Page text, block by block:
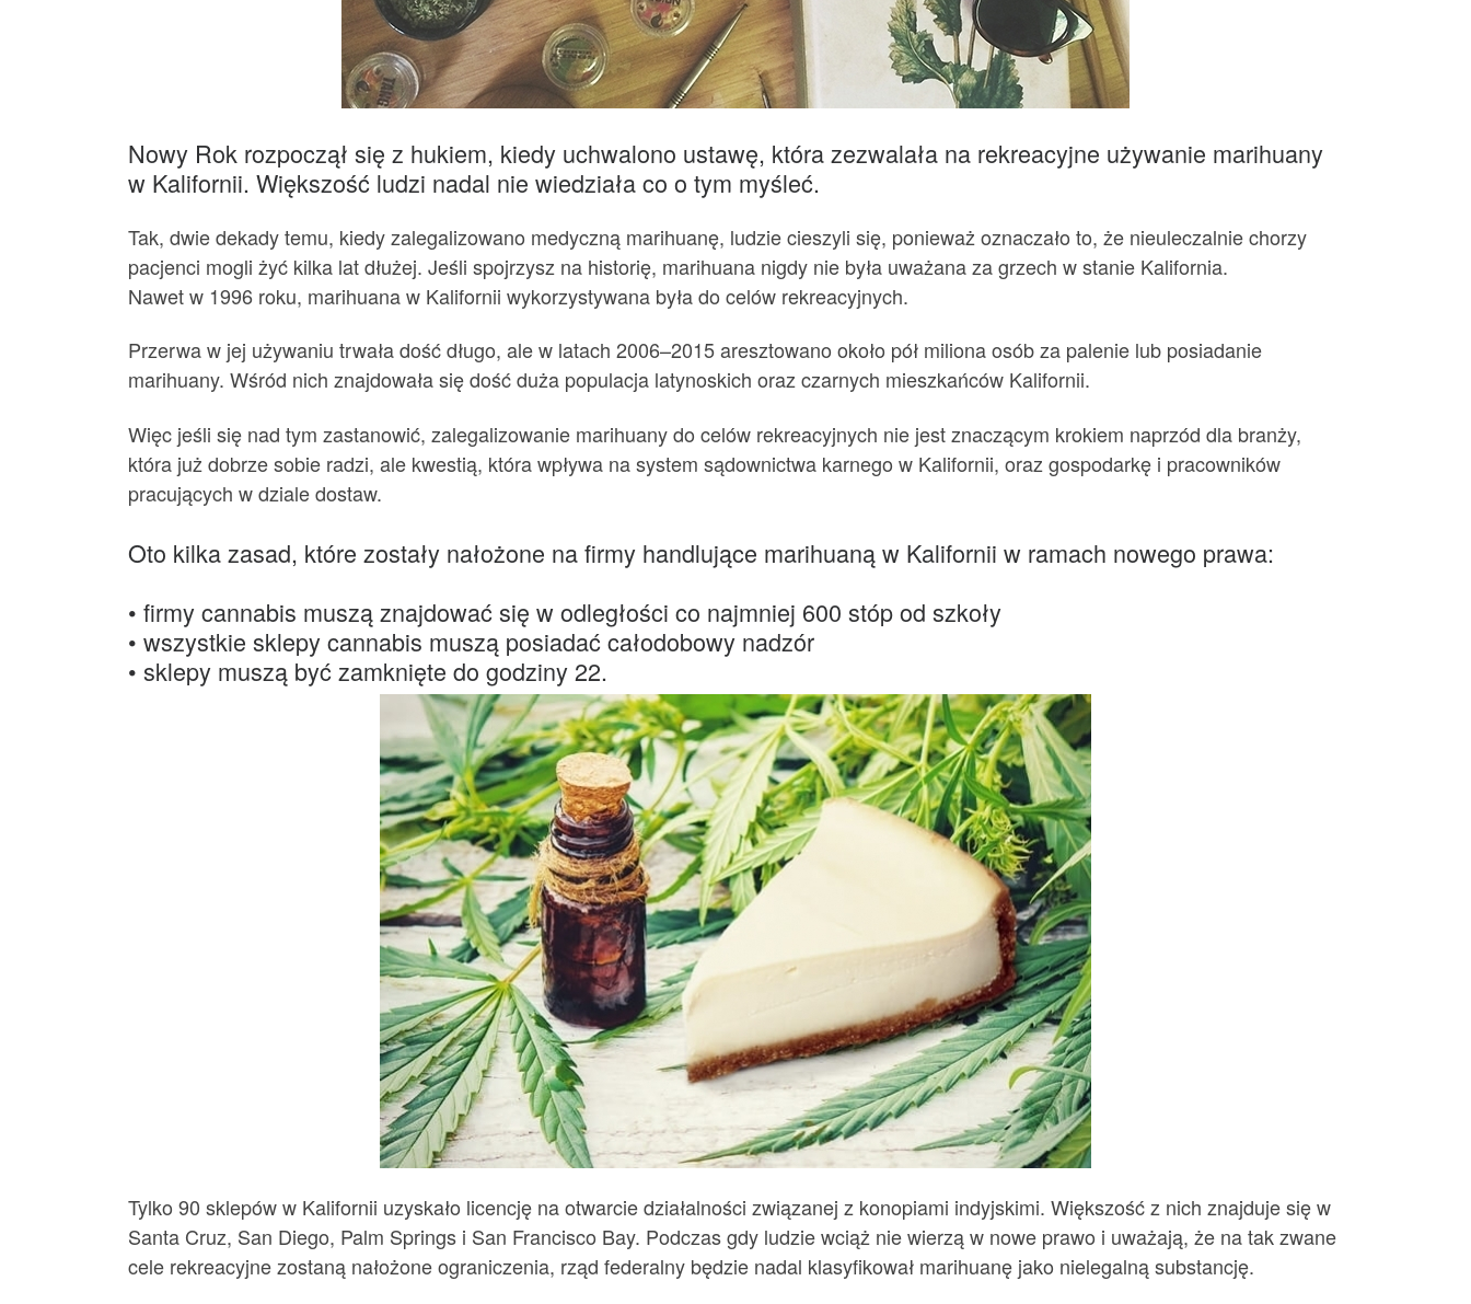
Nowy Rok rozpoczął się z hukiem, kiedy uchwalono ustawę, która zezwalała na rekreacyjne używanie marihuany
w Kalifornii. Większość ludzi nadal nie wiedziała co o tym myśleć.
Tak, dwie dekady temu, kiedy zalegalizowano medyczną marihuanę, ludzie cieszyli się, ponieważ oznaczało to, że nieuleczalnie chorzy
pacjenci mogli żyć kilka lat dłużej. Jeśli spojrzysz na historię, marihuana nigdy nie była uważana za grzech w stanie Kalifornia.
Nawet w 1996 roku, marihuana w Kalifornii wykorzystywana była do celów rekreacyjnych.
Przerwa w jej używaniu trwała dość długo, ale w latach 2006–2015 aresztowano około pół miliona osób za palenie lub posiadanie
marihuany. Wśród nich znajdowała się dość duża populacja latynoskich oraz czarnych mieszkańców Kalifornii.
Więc jeśli się nad tym zastanowić, zalegalizowanie marihuany do celów rekreacyjnych nie jest znaczącym krokiem naprzód dla branży,
która już dobrze sobie radzi, ale kwestią, która wpływa na system sądownictwa karnego w Kalifornii, oraz gospodarkę i pracowników
pracujących w dziale dostaw.
Oto kilka zasad, które zostały nałożone na firmy handlujące marihuaną w Kalifornii w ramach nowego prawa:
• firmy cannabis muszą znajdować się w odległości co najmniej 600 stóp od szkoły
• wszystkie sklepy cannabis muszą posiadać całodobowy nadzór
• sklepy muszą być zamknięte do godziny 22.
Tylko 90 sklepów w Kalifornii uzyskało licencję na otwarcie działalności związanej z konopiami indyjskimi. Większość z nich znajduje się w
Santa Cruz, San Diego, Palm Springs i San Francisco Bay. Podczas gdy ludzie wciąż nie wierzą w nowe prawo i uważają, że na tak zwane
cele rekreacyjne zostaną nałożone ograniczenia, rząd federalny będzie nadal klasyfikował marihuanę jako nielegalną substancję.